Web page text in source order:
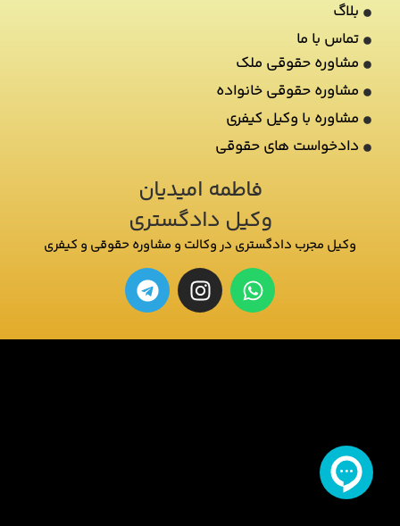
بلاگ
تماس با ما
مشاوره حقوقی ملک
مشاوره حقوقی خانواده
مشاوره با وکیل کیفری
دادخواست های حقوقی
وکیل مجرب دادگستری در وکالت و مشاوره حقوقی و کیفری
وکیل دادگستری
فاطمه امیدیان